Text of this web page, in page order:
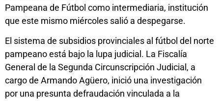
Pampeana de Fútbol como intermediaria, institución
que este mismo miércoles salió a despegarse.
El sistema de subsidios provinciales al fútbol del norte
pampeano está bajo la lupa judicial. La Fiscalía
General de la Segunda Circunscripción Judicial, a
cargo de Armando Agüero, inició una investigación
por una presunta defraudación vinculada a la